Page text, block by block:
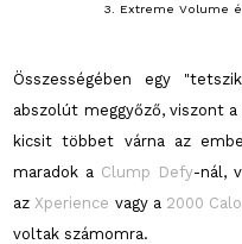
3. Extreme Volume
Összességében egy
abszolút meggyőző, viszont
kicsit többet várna az
maradok a Clump Defy-nál,
az Xperience vagy a 2000
voltak számomra.